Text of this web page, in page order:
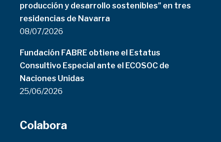
producción y desarrollo sostenibles” en tres
residencias de Navarra
08/07/2026
Fundación FABRE obtiene el Estatus
Consultivo Especial ante el ECOSOC de
Naciones Unidas
25/06/2026
Colabora